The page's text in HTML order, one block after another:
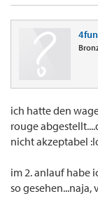
ich hatte den
rouge
nicht akzeptabel
im 2. anlauf habe
so